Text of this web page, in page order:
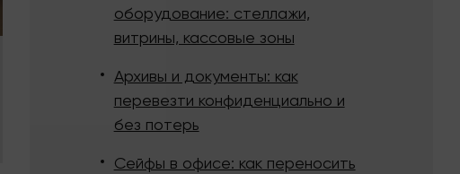
оборудование: стеллажи,
витрины, кассовые зоны
Архивы и документы: как
перевезти конфиденциально и
без потерь
Сейфы в офисе: как переносить